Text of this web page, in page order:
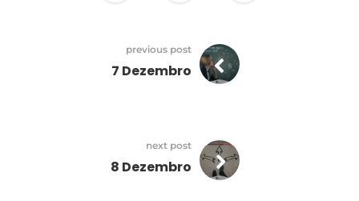
previous post
7 Dezembro
next post
8 Dezembro